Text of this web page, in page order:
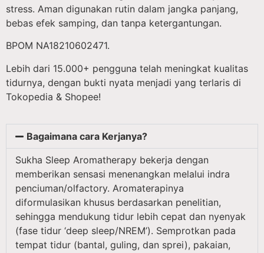
stress. Aman digunakan rutin dalam jangka panjang,
bebas efek samping, dan tanpa ketergantungan.
BPOM NA18210602471.
Lebih dari 15.000+ pengguna telah meningkat kualitas
tidurnya, dengan bukti nyata menjadi yang terlaris di
Tokopedia & Shopee!
Bagaimana cara Kerjanya?
Sukha Sleep Aromatherapy bekerja dengan
memberikan sensasi menenangkan melalui indra
penciuman/olfactory. Aromaterapinya
diformulasikan khusus berdasarkan penelitian,
sehingga mendukung tidur lebih cepat dan nyenyak
(fase tidur ‘deep sleep/NREM’). Semprotkan pada
tempat tidur (bantal, guling, dan sprei), pakaian,